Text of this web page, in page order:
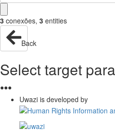
3 conexões, 3 entities
Back
Select target
●●●
Uwazi is developed by